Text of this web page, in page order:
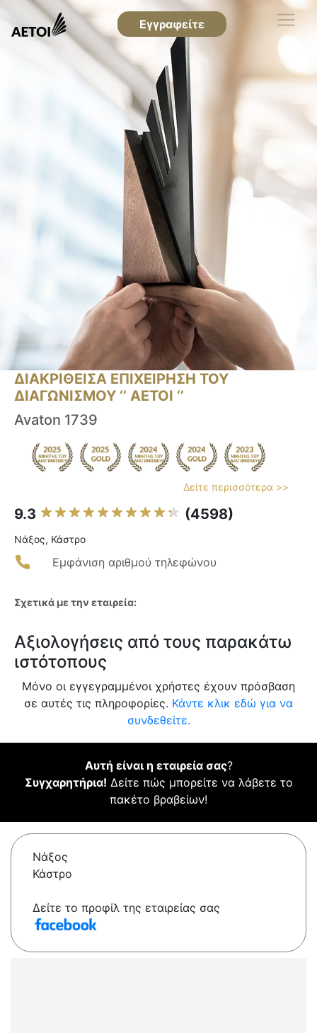
Εγγραφείτε
ΔΙΑΚΡΙΘΕΙΣΑ ΕΠΙΧΕΙΡΗΣΗ ΤΟΥ
ΔΙΑΓΩΝΙΣΜΟΥ ‘’ ΑΕΤΟΙ ‘’
Avaton 1739
Δείτε περισσότερα >>
9.3 (4598)
Νάξος, Κάστρο
Εμφάνιση αριθμού τηλεφώνου
Σχετικά με την εταιρεία:
Αξιολογήσεις από τους παρακάτω
ιστότοπους
Μόνο οι εγγεγραμμένοι χρήστες έχουν πρόσβαση
σε αυτές τις πληροφορίες. Κάντε κλικ εδώ για να
συνδεθείτε.
Αυτή είναι η εταιρεία σας?
Συγχαρητήρια! Δείτε πώς μπορείτε να λάβετε το
πακέτο βραβείων!
Νάξος
Κάστρο
Δείτε το προφίλ της εταιρείας σας